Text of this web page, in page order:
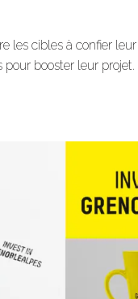
les cibles à confier
pour booster leur projet.